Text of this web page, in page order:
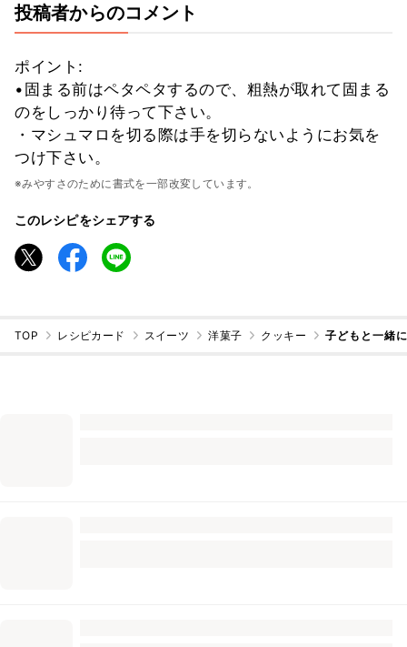
投稿者からのコメント
ポイント:
•固まる前はペタペタするので、粗熱が取れて固まる
のをしっかり待って下さい。
・マシュマロを切る際は手を切らないようにお気を
つけ下さい。
※みやすさのために書式を一部改変しています。
このレシピをシェアする
TOP レシピカード スイーツ 洋菓子 クッキー 子どもと一緒